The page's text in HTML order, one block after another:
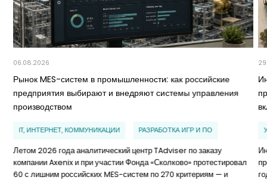
06.08.2026
Рынок MES-систем в промышленности: как российские
предприятия выбирают и внедряют системы управления
производством
IT, ИНТЕРНЕТ, КОММУНИКАЦИИ РАЗРАБОТКА ИГР И ПО
Летом 2026 года аналитический центр TAdviser по заказу
компании Axenix и при участии Фонда «Сколково» протестировал
60 с лишним российских MES-систем по 270 критериям — и